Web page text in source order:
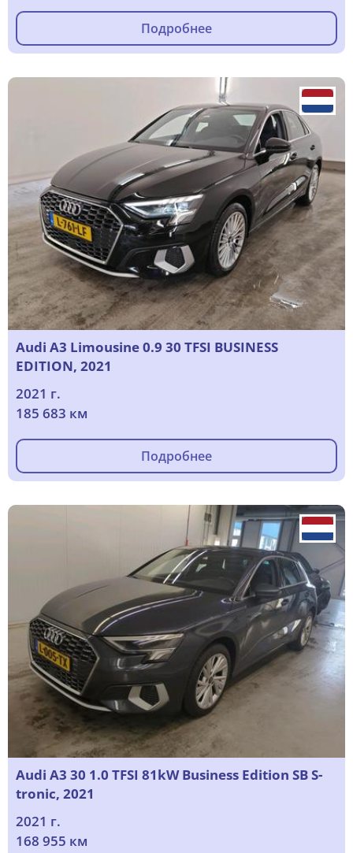
Подробнее
Audi A3 Limousine 0.9 30 TFSI BUSINESS
EDITION, 2021
2021 г.
185 683 км
Подробнее
Audi A3 30 1.0 TFSI 81kW Business Edition SB S-
tronic, 2021
2021 г.
168 955 км